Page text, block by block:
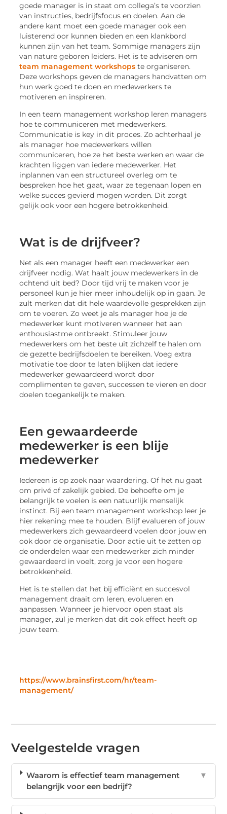
goede manager is in staat om collega’s te voorzien
van instructies, bedrijfsfocus en doelen. Aan de
andere kant moet een goede manager ook een
luisterend oor kunnen bieden en een klankbord
kunnen zijn van het team. Sommige managers zijn
van nature geboren leiders. Het is te adviseren om
team management workshops te organiseren.
Deze workshops geven de managers handvatten om
hun werk goed te doen en medewerkers te
motiveren en inspireren.
In een team management workshop leren managers
hoe te communiceren met medewerkers.
Communicatie is key in dit proces. Zo achterhaal je
als manager hoe medewerkers willen
communiceren, hoe ze het beste werken en waar de
krachten liggen van iedere medewerker. Het
inplannen van een structureel overleg om te
bespreken hoe het gaat, waar ze tegenaan lopen en
welke succes gevierd mogen worden. Dit zorgt
gelijk ook voor een hogere betrokkenheid.
Wat is de drijfveer?
Net als een manager heeft een medewerker een
drijfveer nodig. Wat haalt jouw medewerkers in de
ochtend uit bed? Door tijd vrij te maken voor je
personeel kun je hier meer inhoudelijk op in gaan. Je
zult merken dat dit hele waardevolle gesprekken zijn
om te voeren. Zo weet je als manager hoe je de
medewerker kunt motiveren wanneer het aan
enthousiastme ontbreekt. Stimuleer jouw
medewerkers om het beste uit zichzelf te halen om
de gezette bedrijfsdoelen te bereiken. Voeg extra
motivatie toe door te laten blijken dat iedere
medewerker gewaardeerd wordt door
complimenten te geven, successen te vieren en door
doelen toegankelijk te maken.
Een gewaardeerde
medewerker is een blije
medewerker
Iedereen is op zoek naar waardering. Of het nu gaat
om privé of zakelijk gebied. De behoefte om je
belangrijk te voelen is een natuurlijk menselijk
instinct. Bij een team management workshop leer je
hier rekening mee te houden. Blijf evalueren of jouw
medewerkers zich gewaardeerd voelen door jouw en
ook door de organisatie. Door actie uit te zetten op
de onderdelen waar een medewerker zich minder
gewaardeerd in voelt, zorg je voor een hogere
betrokkenheid.
Het is te stellen dat het bij efficiënt en succesvol
management draait om leren, evolueren en
aanpassen. Wanneer je hiervoor open staat als
manager, zul je merken dat dit ook effect heeft op
jouw team.
https://www.brainsfirst.com/hr/team-
management/
Veelgestelde vragen
Waarom is effectief team management
belangrijk voor een bedrijf?
▼